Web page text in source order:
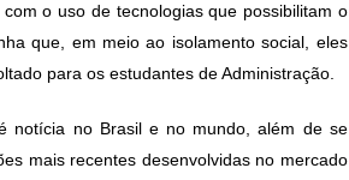
o uso de tecnologias que possibilitam o
que, em meio ao isolamento social, eles
para os estudantes de Administração.
notícia no Brasil e no mundo, além de se
mais recentes desenvolvidas no mercado